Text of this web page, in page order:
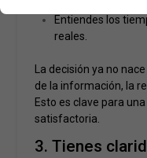
Entiendes los
reales.
La decisión ya no
de la información, la
Esto es clave para
satisfactoria.
3. Tienes